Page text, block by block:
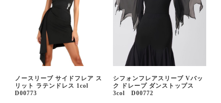
ノースリーブ サイドフレア ス
リット ラテンドレス 1col
D00773
シフォンフレアスリーブ Vバッ
ク ドレープ ダンストップス
3col D00772